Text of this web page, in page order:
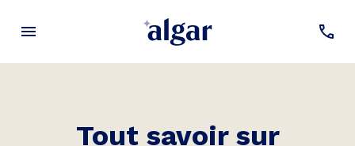
Tout savoir sur